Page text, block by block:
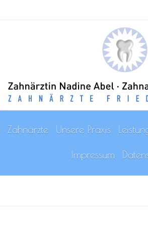
Zahnärzte Unsere Praxis
Impressum